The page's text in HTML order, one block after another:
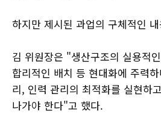
하지만 제시된 과업의 구체적인
김 위원장은 "생산구조의 실용적
합리적인 배치 등 현대화에 주력
리, 인력 관리의 최적화를 실현하
나가야 한다"고 했다.